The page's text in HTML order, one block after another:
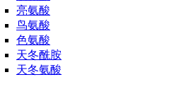
亮氨酸
鸟氨酸
色氨酸
天冬酰胺
天冬氨酸